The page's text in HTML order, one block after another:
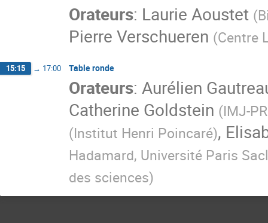
Orateurs: Laurie Aoustet (
Pierre Verschueren (Centre
15:15 → 17:00 Table ronde
Orateurs: Aurélien
Catherine Goldstein (IMJ-
(Institut Henri Poincaré),
Hadamard, Université Paris
des sciences)